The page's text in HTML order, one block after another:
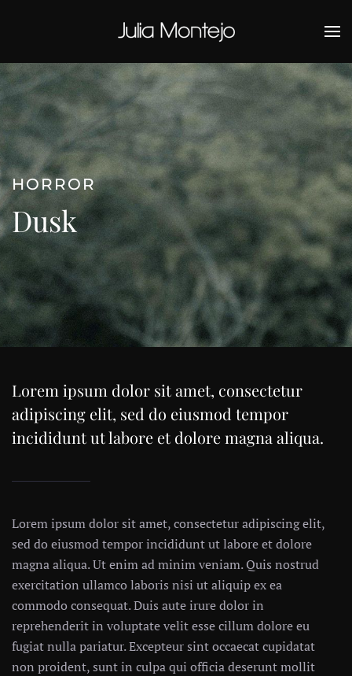
Ir al contenido principal
HORROR
Dusk
Lorem ipsum dolor sit amet, consectetur
adipiscing elit, sed do eiusmod tempor
incididunt ut labore et dolore magna aliqua.
Lorem ipsum dolor sit amet, consectetur adipiscing elit,
sed do eiusmod tempor incididunt ut labore et dolore
magna aliqua. Ut enim ad minim veniam. Quis nostrud
exercitation ullamco laboris nisi ut aliquip ex ea
commodo consequat. Duis aute irure dolor in
reprehenderit in voluptate velit esse cillum dolore eu
fugiat nulla pariatur. Excepteur sint occaecat cupidatat
non proident, sunt in culpa qui officia deserunt mollit